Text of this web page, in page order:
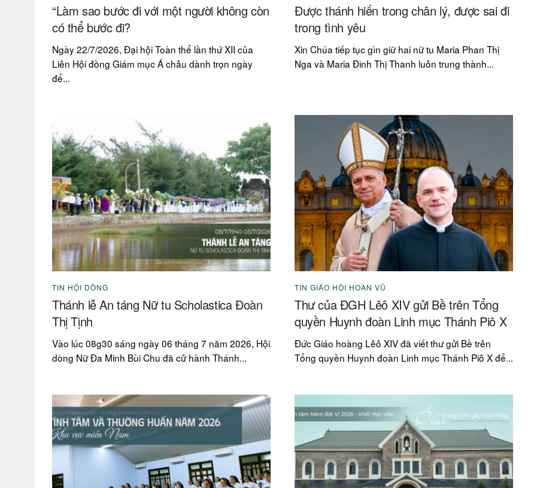
“Làm sao bước đi với một người không còn
có thể bước đi?
Ngày 22/7/2026, Đại hội Toàn thể lần thứ XII của
Liên Hội đồng Giám mục Á châu dành trọn ngày
để...
Được thánh hiến trong chân lý, được sai đi
trong tình yêu
Xin Chúa tiếp tục gìn giữ hai nữ tu Maria Phan Thị
Nga và Maria Đinh Thị Thanh luôn trung thành...
TIN HỘI DÒNG
Thánh lễ An táng Nữ tu Scholastica Đoàn
Thị Tịnh
Vào lúc 08g30 sáng ngày 06 tháng 7 năm 2026, Hội
dòng Nữ Đa Minh Bùi Chu đã cử hành Thánh...
TIN GIÁO HỘI HOÀN VŨ
Thư của ĐGH Lêô XIV gửi Bề trên Tổng
quyền Huynh đoàn Linh mục Thánh Piô X
Đức Giáo hoàng Lêô XIV đã viết thư gửi Bề trên
Tổng quyền Huynh đoàn Linh mục Thánh Piô X để...